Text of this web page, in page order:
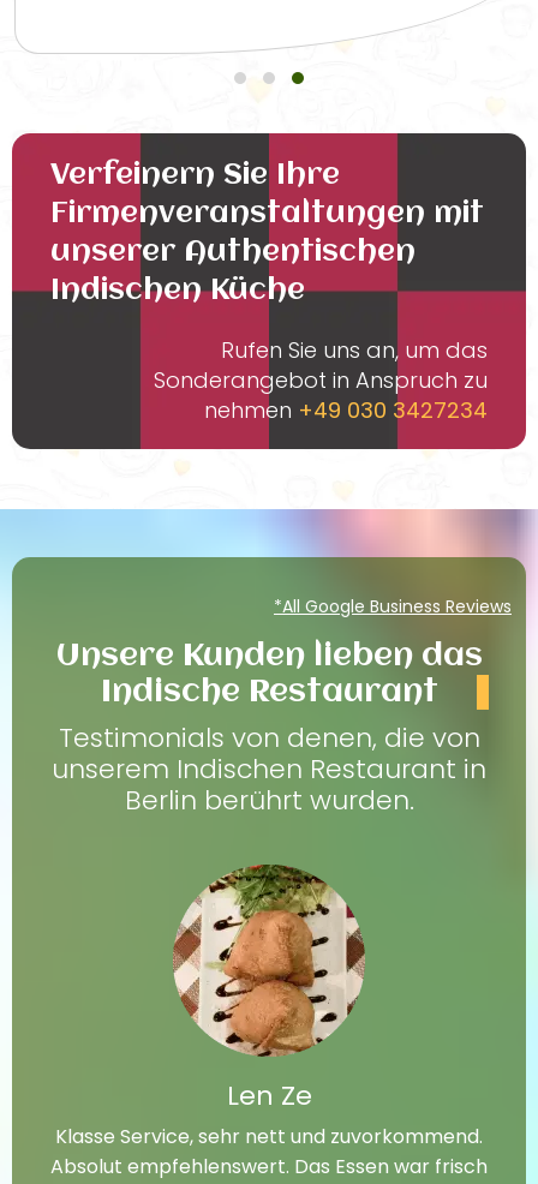
Verfeinern Sie Ihre
Firmenveranstaltungen mit
unserer Authentischen
Indischen Küche
Rufen Sie uns an, um das
Sonderangebot in Anspruch zu
nehmen +49 030 3427234
*All Google Business Reviews
Unsere Kunden lieben das
Indische Restaurant
Testimonials von denen, die von
unserem Indischen Restaurant in
Berlin berührt wurden.
Len Ze
Klasse Service, sehr nett und zuvorkommend.
Absolut empfehlenswert. Das Essen war frisch